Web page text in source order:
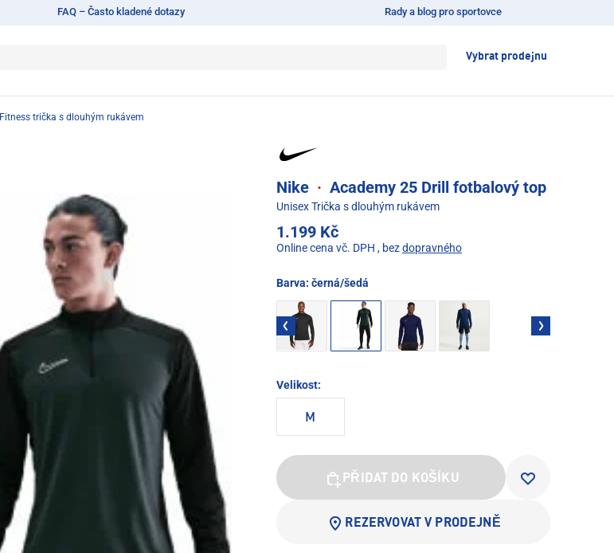
FAQ – Často kladené dotazy Rady a blog pro sportovce
Vybrat prodejnu
Fitness trička s dlouhým rukávem
Nike · Academy 25 Drill fotbalový top
Unisex Trička s dlouhým rukávem
1.199 Kč
Online cena vč. DPH , bezdopravného
Barva: černá/šedá
Velikost:
M
PŘIDAT DO KOŠÍKU
REZERVOVAT V PRODEJNĚ